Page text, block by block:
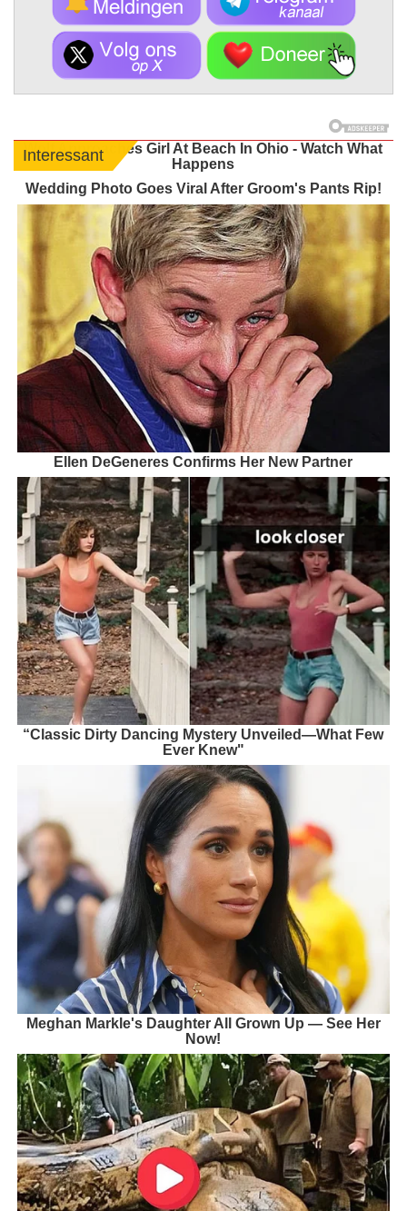
Interessant
Wolf Approaches Girl At Beach In Ohio - Watch What
Happens
Wedding Photo Goes Viral After Groom's Pants Rip!
Ellen DeGeneres Confirms Her New Partner
“Classic Dirty Dancing Mystery Unveiled—What Few
Ever Knew"
Meghan Markle's Daughter All Grown Up — See Her
Now!